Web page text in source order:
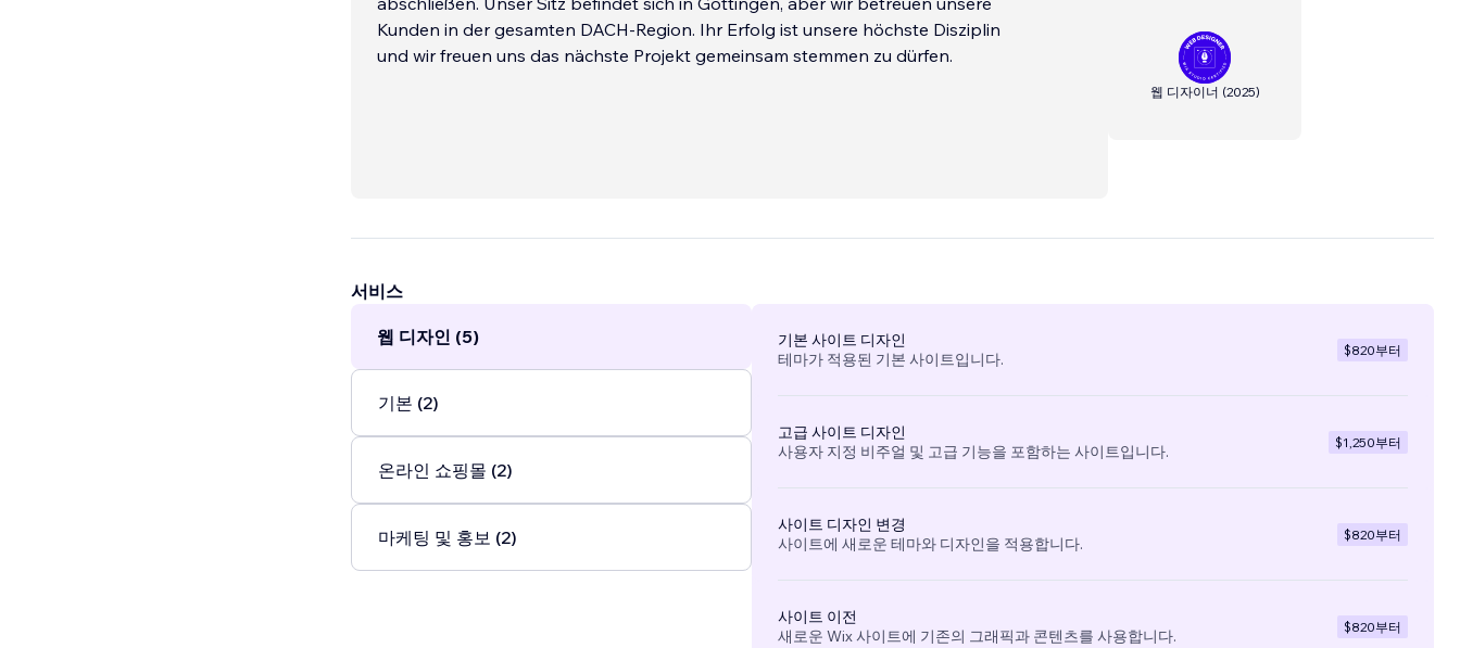
Kunden in der gesamten DACH-Region. Ihr Erfolg ist unsere höchste Disziplin
und wir freuen uns das nächste Projekt gemeinsam stemmen zu dürfen.
웹 디자이너 (2025)
서비스
웹 디자인 (5)
기본 (2)
온라인 쇼핑몰 (2)
마케팅 및 홍보 (2)
기본 사이트 디자인
테마가 적용된 기본 사이트입니다.
$820부터
고급 사이트 디자인
사용자 지정 비주얼 및 고급 기능을 포함하는 사이트입니다.
$1,250부터
사이트 디자인 변경
사이트에 새로운 테마와 디자인을 적용합니다.
$820부터
사이트 이전
새로운 Wix 사이트에 기존의 그래픽과 콘텐츠를 사용합니다.
$820부터